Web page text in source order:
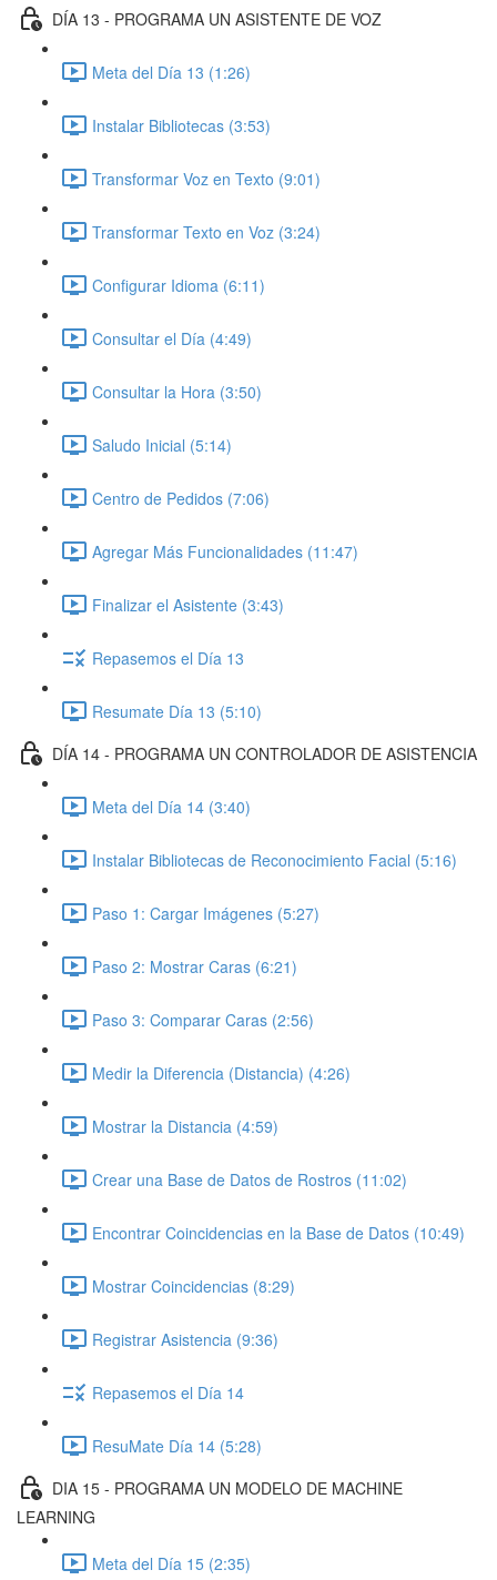
DÍA 13 - PROGRAMA UN ASISTENTE DE VOZ
Meta del Día 13 (1:26)
Instalar Bibliotecas (3:53)
Transformar Voz en Texto (9:01)
Transformar Texto en Voz (3:24)
Configurar Idioma (6:11)
Consultar el Día (4:49)
Consultar la Hora (3:50)
Saludo Inicial (5:14)
Centro de Pedidos (7:06)
Agregar Más Funcionalidades (11:47)
Finalizar el Asistente (3:43)
Repasemos el Día 13
Resumate Día 13 (5:10)
DÍA 14 - PROGRAMA UN CONTROLADOR DE ASISTENCIA
Meta del Día 14 (3:40)
Instalar Bibliotecas de Reconocimiento Facial (5:16)
Paso 1: Cargar Imágenes (5:27)
Paso 2: Mostrar Caras (6:21)
Paso 3: Comparar Caras (2:56)
Medir la Diferencia (Distancia) (4:26)
Mostrar la Distancia (4:59)
Crear una Base de Datos de Rostros (11:02)
Encontrar Coincidencias en la Base de Datos (10:49)
Mostrar Coincidencias (8:29)
Registrar Asistencia (9:36)
Repasemos el Día 14
ResuMate Día 14 (5:28)
DIA 15 - PROGRAMA UN MODELO DE MACHINE
LEARNING
Meta del Día 15 (2:35)